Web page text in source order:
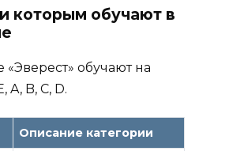
которым обучают в
«Эверест» обучают на
A, B, C, D.
Описание категории